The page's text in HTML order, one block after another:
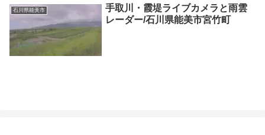
石川県能美市
手取川・霞堤ライブカメラと雨雲
レーダー/石川県能美市宮竹町